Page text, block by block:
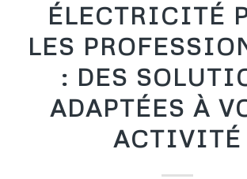
ÉLECTRICITÉ
LES
: DES
ADAPTÉES À
ACTIVITÉ